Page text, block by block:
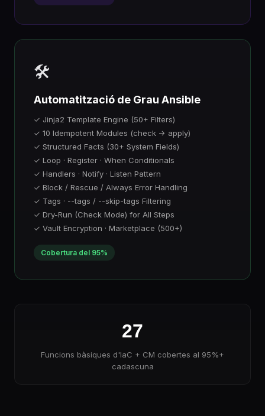
🛠️
Automatització de Grau Ansible
✓ Jinja2 Template Engine (50+ Filters)
✓ 10 Idempotent Modules (check → apply)
✓ Structured Facts (30+ System Fields)
✓ Loop · Register · When Conditionals
✓ Handlers · Notify · Listen Pattern
✓ Block / Rescue / Always Error Handling
✓ Tags · --tags / --skip-tags Filtering
✓ Dry-Run (Check Mode) for All Steps
✓ Vault Encryption · Marketplace (500+)
Cobertura del 95%
27
Funcions bàsiques d'IaC + CM cobertes al 95%+
cadascuna